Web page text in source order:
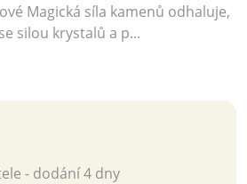
Magická síla kamenů odhaluje,
silou krystalů a p...
- dodání 4 dny